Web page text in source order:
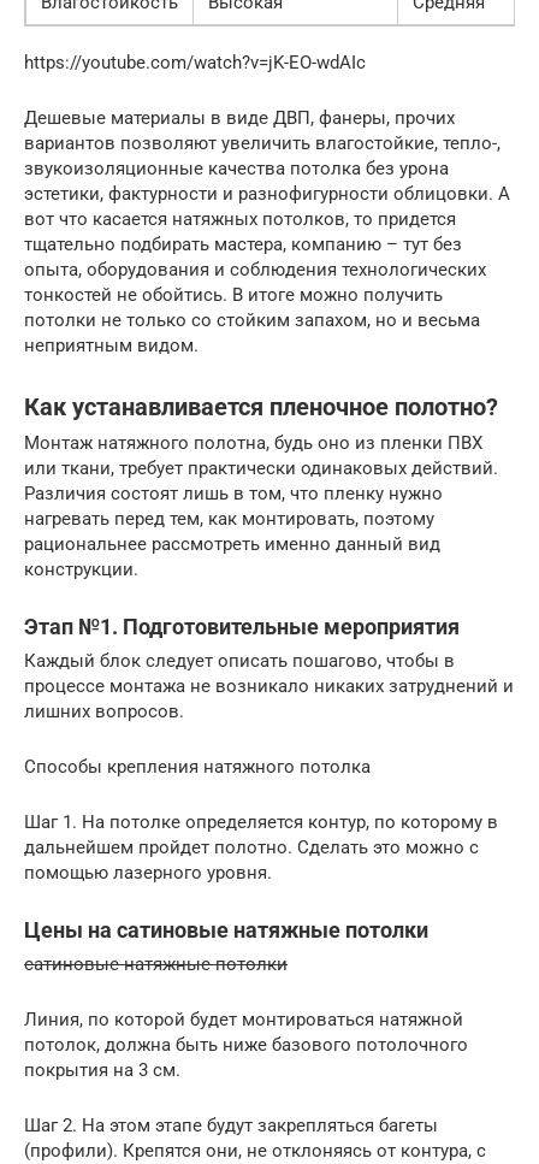
https://youtube.com/watch?v=jK-EO-wdAIc
Дешевые материалы в виде ДВП, фанеры, прочих
вариантов позволяют увеличить влагостойкие, тепло-,
звукоизоляционные качества потолка без урона
эстетики, фактурности и разнофигурности облицовки. А
вот что касается натяжных потолков, то придется
тщательно подбирать мастера, компанию – тут без
опыта, оборудования и соблюдения технологических
тонкостей не обойтись. В итоге можно получить
потолки не только со стойким запахом, но и весьма
неприятным видом.
Как устанавливается пленочное полотно?
Монтаж натяжного полотна, будь оно из пленки ПВХ
или ткани, требует практически одинаковых действий.
Различия состоят лишь в том, что пленку нужно
нагревать перед тем, как монтировать, поэтому
рациональнее рассмотреть именно данный вид
конструкции.
Этап №1. Подготовительные мероприятия
Каждый блок следует описать пошагово, чтобы в
процессе монтажа не возникало никаких затруднений и
лишних вопросов.
Способы крепления натяжного потолка
Шаг 1. На потолке определяется контур, по которому в
дальнейшем пройдет полотно. Сделать это можно с
помощью лазерного уровня.
Цены на сатиновые натяжные потолки
сатиновые натяжные потолки
Линия, по которой будет монтироваться натяжной
потолок, должна быть ниже базового потолочного
покрытия на 3 см.
Шаг 2. На этом этапе будут закрепляться багеты
(профили). Крепятся они, не отклоняясь от контура, с